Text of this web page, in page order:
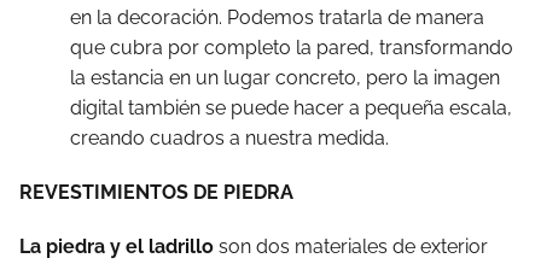
en la decoración. Podemos tratarla de manera
que cubra por completo la pared, transformando
la estancia en un lugar concreto, pero la imagen
digital también se puede hacer a pequeña escala,
creando cuadros a nuestra medida.
REVESTIMIENTOS DE PIEDRA
La piedra y el ladrillo son dos materiales de exterior